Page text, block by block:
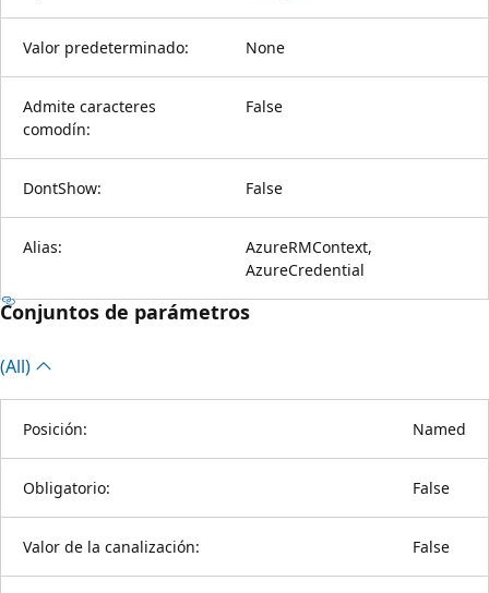
Valor predeterminado: None
Admite caracteres
comodín:
False
DontShow: False
Alias:
AzureRMContext,
AzureCredential
Conjuntos de parámetros
(All)
Posición: Named
Obligatorio: False
Valor de la canalización: False